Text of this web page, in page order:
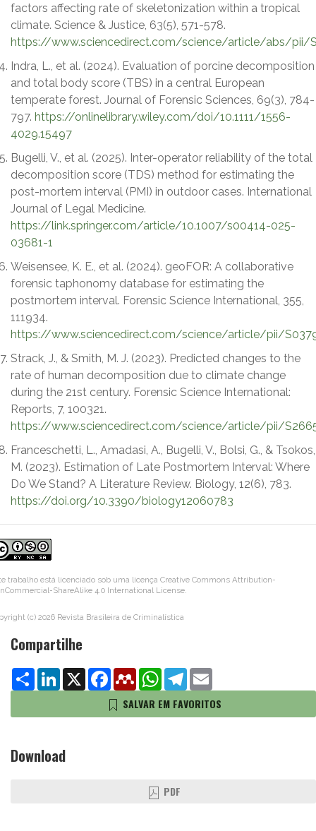
factors affecting rate of skeletonization within a tropical
climate. Science & Justice, 63(5), 571-578.
https://www.sciencedirect.com/science/article/abs/pii/
Indra, L., et al. (2024). Evaluation of porcine decomposition
and total body score (TBS) in a central European
temperate forest. Journal of Forensic Sciences, 69(3), 784-
797. https://onlinelibrary.wiley.com/doi/10.1111/1556-
4029.15497
Bugelli, V., et al. (2025). Inter-operator reliability of the total
decomposition score (TDS) method for estimating the
post-mortem interval (PMI) in outdoor cases. International
Journal of Legal Medicine.
https://link.springer.com/article/10.1007/s00414-025-
03681-1
Weisensee, K. E., et al. (2024). geoFOR: A collaborative
forensic taphonomy database for estimating the
postmortem interval. Forensic Science International, 355,
111934.
https://www.sciencedirect.com/science/article/pii/
Strack, J., & Smith, M. J. (2023). Predicted changes to the
rate of human decomposition due to climate change
during the 21st century. Forensic Science International:
Reports, 7, 100321.
https://www.sciencedirect.com/science/article/pii/
Franceschetti, L., Amadasi, A., Bugelli, V., Bolsi, G., & Tsokos,
M. (2023). Estimation of Late Postmortem Interval: Where
Do We Stand? A Literature Review. Biology, 12(6), 783.
https://doi.org/10.3390/biology12060783
trabalho está licenciado sob uma licença Creative Commons Attribution-
ShareAlike 4.0 International License.
(c) 2026 Revista Brasileira de Criminalística
Compartilhe
ShareLinkedIn
X FacebookMendeleyWhatsApp
Telegram
SALVAR EM FAVORITOS
Download
PDF